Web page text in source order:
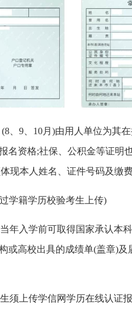
、9、10月)由用人单位为其
名资格;社保、公积金等证明
现本人姓名、证件号码及缴费
学籍学历校验考生上传)
年入学前可取得国家承认本
或高校出具的成绩单(盖章)
须上传学信网学历在线认证